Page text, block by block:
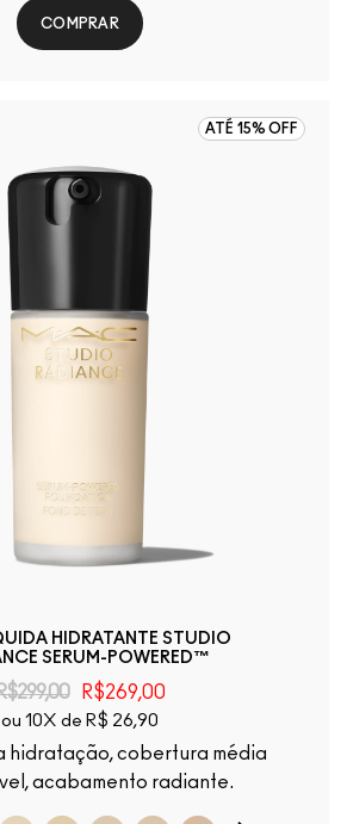
COMPRAR
ATÉ 15% OFF
HIDRATANTE STUDIO
SERUM-POWERED™
R$269,00
ou 10X de R$ 26,90
hidratação, cobertura média
acabamento radiante.